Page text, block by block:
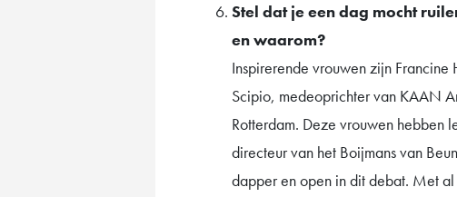
Stel dat je een dag mocht
en waarom?
Inspirerende vrouwen zijn
Scipio, medeoprichter van KAAN
Rotterdam. Deze vrouwen hebben
directeur van het Boijmans van
dapper en open in dit debat. Met